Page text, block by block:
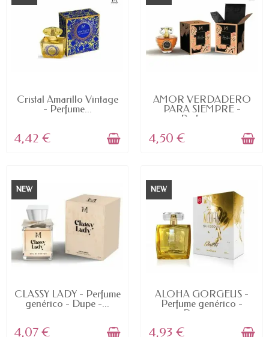
AVAILABLE
Cristal Amarillo Vintage
- Perfume...
4,42 €
AVAILABLE
AMOR VERDADERO
PARA SIEMPRE -
Perfume...
4,50 €
NEW
AVAILABLE
CLASSY LADY - Perfume
genérico - Dupe -...
4,07 €
NEW
AVAILABLE
ALOHA GORGEUS -
Perfume genérico -
Dupe -...
4,93 €